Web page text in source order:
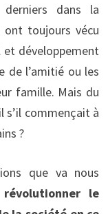
derniers dans la
toujours vécu
et développement
de l’amitié ou les
famille. Mais du
s’il commençait à
?
que va nous
révolutionner le